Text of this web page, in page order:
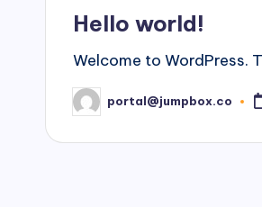
Hello world!
Welcome to WordPress.
Posted
by
portal@jumpbox.co